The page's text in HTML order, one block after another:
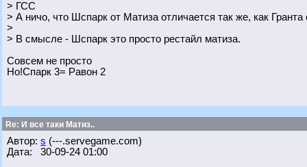
> ГСС
> А ничо, что Шспарк от Матиза отличается так же, как
>
> В смысле - Шспарк это просто рестайл матиза.
Совсем не просто
Но!Спарк 3= Равон 2
Re: И все таки Матиз..
Автор: s (---.servegame.com)
Дата: 30-09-24 01:00